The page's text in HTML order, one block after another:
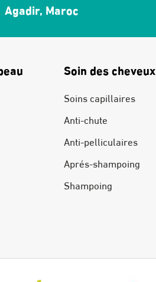
Agadir, Maroc
Soin des cheveux
Soins capillaires
Anti-chute
Anti-pelliculaires
Aprés-shampoing
Shampoing